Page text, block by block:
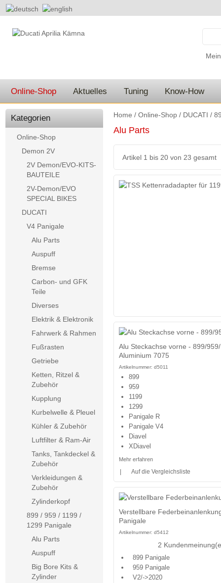
Online-Shop Aktuelles Tuning Know-How
Home / Online-Shop / DUCATI /
Alu Parts
Artikel 1 bis 20 von 23 gesamt
Alu Steckachse vorne - 899/
Aluminium 7075
Artikelnummer: d5011
899
959
1199
1299
Panigale R
Panigale V4
Diavel
XDiavel
Mehr erfahren
Auf die Vergleichsliste
Verstellbare
Panigale
Artikelnummer: d5412
2
899 Panigale
959 Panigale
V2/->2020
Kategorien
Online-Shop
Demon 2V
2V Demon/EVO-KITS-
BAUTEILE
2V-Demon/EVO
SPECIAL BIKES
DUCATI
V4 Panigale
Alu Parts
Auspuff
Bremse
Carbon- und GFK
Teile
Diverses
Elektrik & Elektronik
Fahrwerk & Rahmen
Fußrasten
Getriebe
Ketten, Ritzel &
Zubehör
Kupplung
Kurbelwelle & Pleuel
Kühler & Zubehör
Luftfilter & Ram-Air
Tanks, Tankdeckel &
Zubehör
Verkleidungen &
Zubehör
Zylinderkopf
899 / 959 / 1199 /
1299 Panigale
Alu Parts
Auspuff
Big Bore Kits &
Zylinder